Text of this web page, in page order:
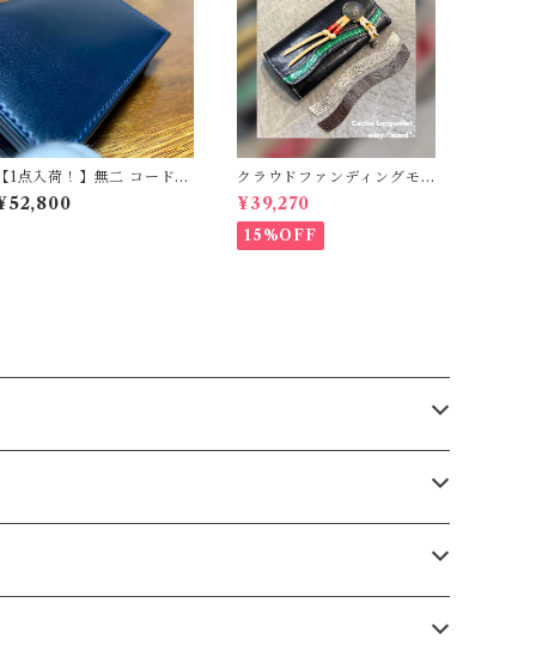
1点入荷！】無二 コードバ
名刺入れ オイルコードバ
ネイビー×ブラック｜新喜
クラウドファンディングモ
デル！Cactus・カクタス
ロングウォレット（CWBL-
03）インレイ・リザード ×
イタリアンショルダーレザ
¥39,270
15%OFF